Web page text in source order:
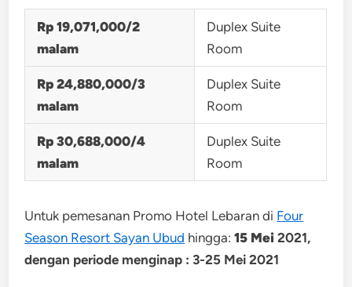
Rp 19,071,000/2
malam
Duplex Suite
Room
Rp 24,880,000/3
malam
Duplex Suite
Room
Rp 30,688,000/4
malam
Duplex Suite
Room
Untuk pemesanan Promo Hotel Lebaran di Four
Season Resort Sayan Ubud hingga:15 Mei 2021,
dengan periode menginap : 3-25 Mei 2021